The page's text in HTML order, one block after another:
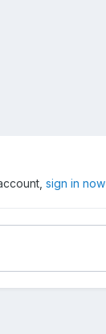
sign in now